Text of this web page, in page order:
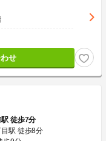
せ
徒歩7分
駅 徒歩8分